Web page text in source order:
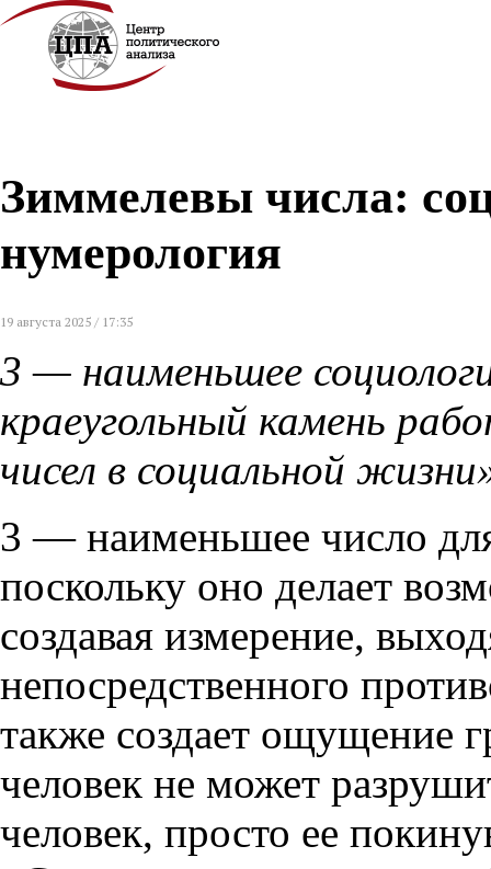
Зиммелевы числа:
нумерология
19 августа 2025 / 17:35
3 — наименьшее
краеугольный камень
чисел в социальной
3 — наименьшее число
поскольку оно делает
создавая измерение,
непосредственного
также создает ощущение
человек не может
человек, просто ее